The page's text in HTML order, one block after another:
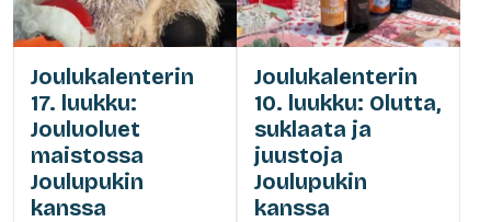
Joulukalenterin
17. luukku:
Jouluoluet
maistossa
Joulupukin
kanssa
Joulukalenterin
10. luukku: Olutta,
suklaata ja
juustoja
Joulupukin
kanssa